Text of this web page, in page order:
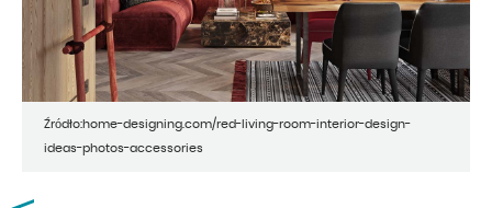
Źródło:home-designing.com/red-living-room-interior-design-
ideas-photos-accessories